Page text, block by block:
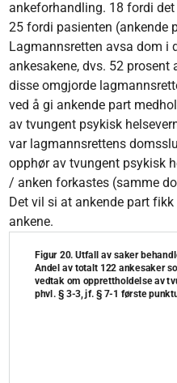
ankeforhandling. 18 fordi
25 fordi pasienten (ankende
Lagmannsretten avsa dom i
ankesakene, dvs. 52
disse omgjorde
ved å gi ankende part
av tvungent psykisk
var lagmannsrettens
opphør av tvungent psykisk
/ anken forkastes (samme
Det vil si at ankende part
ankene.
Figur 20. Utfall av
Pie chart with 5 slices.
Figur 20. Utfall av saker
Andel av totalt 122 ankesaker
vedtak om opprettholdelse av
phvl. § 3-3, jf. § 7-1 første